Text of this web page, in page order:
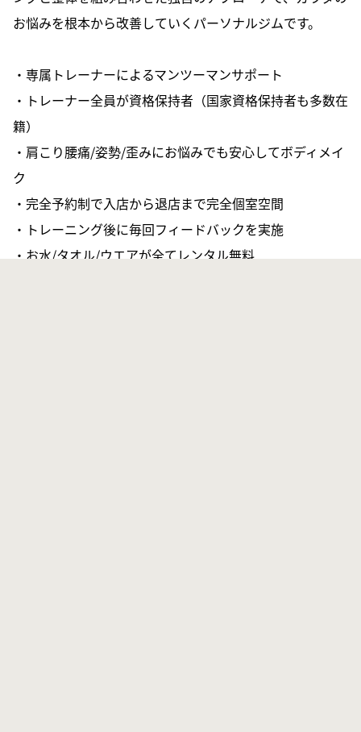
お悩みを根本から改善していくパーソナルジムです。
・専属トレーナーによるマンツーマンサポート
・トレーナー全員が資格保持者（国家資格保持者も多数在
籍）
・肩こり腰痛/姿勢/歪みにお悩みでも安心してボディメイ
ク
・完全予約制で入店から退店まで完全個室空間
・トレーニング後に毎回フィードバックを実施
・お水/タオル/ウエアが全てレンタル無料